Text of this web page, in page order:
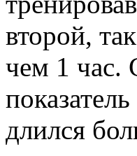
второй,
чем 1 час.
длился